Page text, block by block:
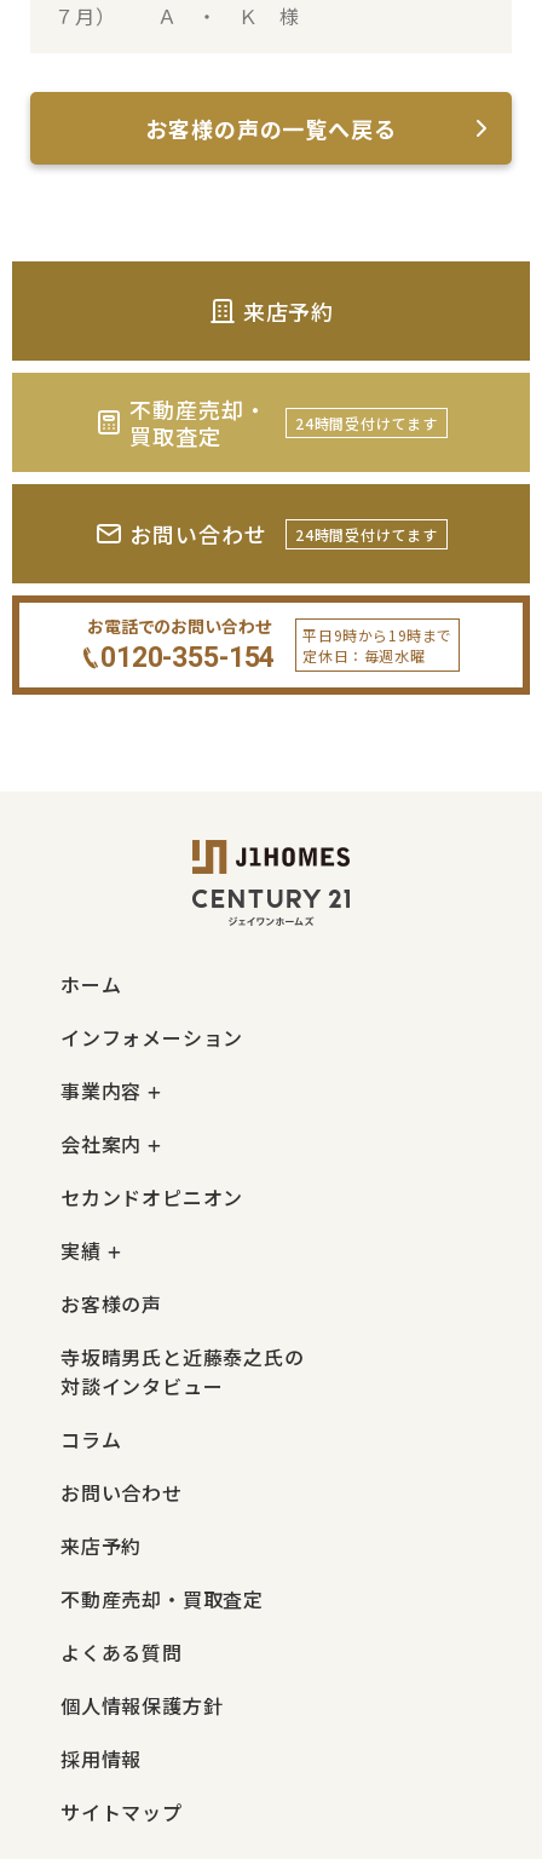
７月） Ａ ・ Ｋ 様
お客様の声の一覧へ戻る
来店予約
不動産売却・
買取査定
24時間受付けてます
お問い合わせ 24時間受付けてます
お電話でのお問い合わせ
0120-355-154
平日9時から19時まで
定休日：毎週水曜
ホーム
インフォメーション
事業内容
会社案内
セカンドオピニオン
実績
お客様の声
寺坂晴男氏と近藤泰之氏の
対談インタビュー
コラム
お問い合わせ
来店予約
不動産売却・買取査定
よくある質問
個人情報保護方針
採用情報
サイトマップ